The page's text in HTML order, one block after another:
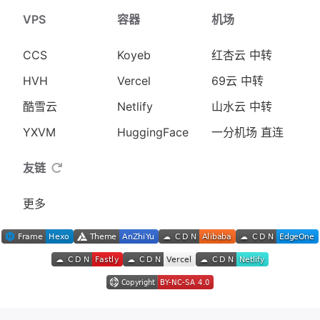
VPS
CCS
HVH
酷雪云
YXVM
容器
Koyeb
Vercel
Netlify
HuggingFace
机场
红杏云 中转
69云 中转
山水云 中转
一分机场 直连
友链
更多